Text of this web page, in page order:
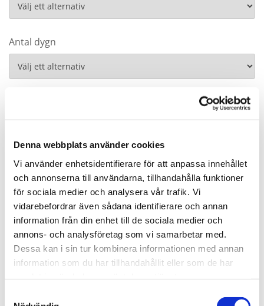
Denna webbplats använder cookies
Vi använder enhetsidentifierare för att anpassa innehållet
och annonserna till användarna, tillhandahålla funktioner
för sociala medier och analysera vår trafik. Vi
vidarebefordrar även sådana identifierare och annan
information från din enhet till de sociala medier och
annons- och analysföretag som vi samarbetar med.
Dessa kan i sin tur kombinera informationen med annan
information som du har tillhandahållit eller som de har
Antal dygn
Önskar hämta klockan*
Eventuella frågor